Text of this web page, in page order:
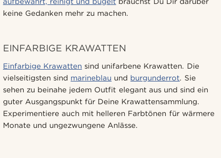
keine Gedanken mehr zu machen.
EINFARBIGE KRAWATTEN
Einfarbige Krawatten sind unifarbene Krawatten. Die
vielseitigsten sind marineblau und burgunderrot. Sie
sehen zu beinahe jedem Outfit elegant aus und sind ein
guter Ausgangspunkt für Deine Krawattensammlung.
Experimentiere auch mit helleren Farbtönen für wärmere
Monate und ungezwungene Anlässe.